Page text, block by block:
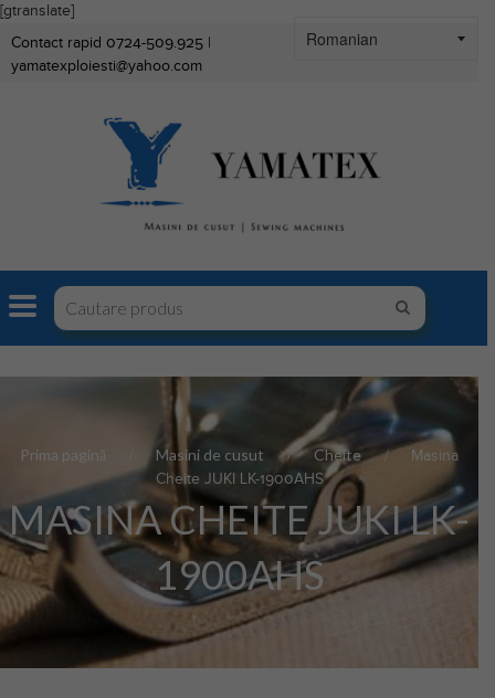
[gtranslate]
Contact rapid 0724-509.925 |
yamatexploiesti@yahoo.com
Prima pagină Masini de cusut Cheite
Masina
Cheite JUKI LK-1900AHS
MASINA CHEITE JUKI LK-
1900AHS